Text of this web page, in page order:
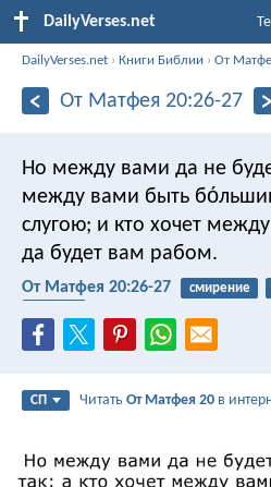
DailyVerses.net
DailyVerses.net ›Книги Библии ›От
От Матфея 20:26-27
Но между вами да не
между вами быть
слугою; и кто хочет
да будет вам рабом.
От Матфея 20:26-27 смирение
СП ЧитатьОт Матфея 20 в